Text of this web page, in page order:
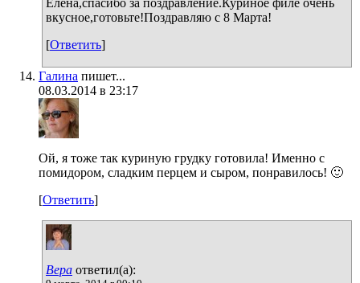
вкусное,готовьте!Поздравляю с 8 Марта!
[Ответить]
Галина пишет...
08.03.2014 в 23:17
Ой, я тоже так куриную грудку готовила! Именно с
помидором, сладким перцем и сыром, понравилось! 🙂
[Ответить]
Вера ответил(а):